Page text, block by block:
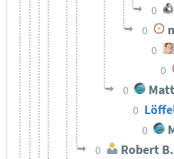
0
0
0
0
0
0
0
0 Robert B.